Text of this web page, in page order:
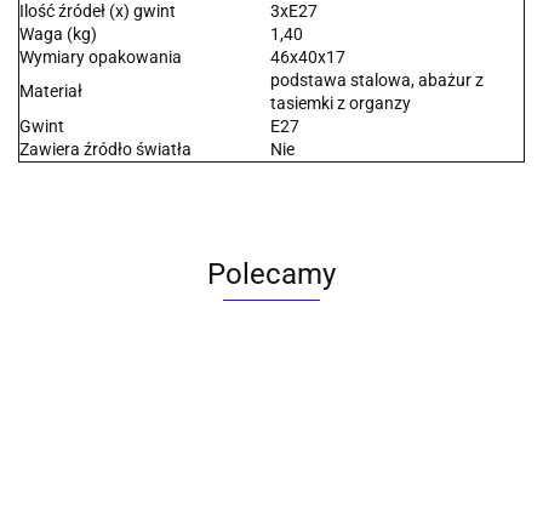
Ilość źródeł (x) gwint
3xE27
Waga (kg)
1,40
Wymiary opakowania
46x40x17
Materiał
podstawa stalowa, abażur z
tasiemki z organzy
Gwint
E27
Zawiera źródło światła
Nie
Polecamy